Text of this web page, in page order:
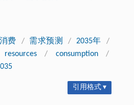
消费 / 需求预测 / 2035年
/
/ consumption
/
引用格式 ▾